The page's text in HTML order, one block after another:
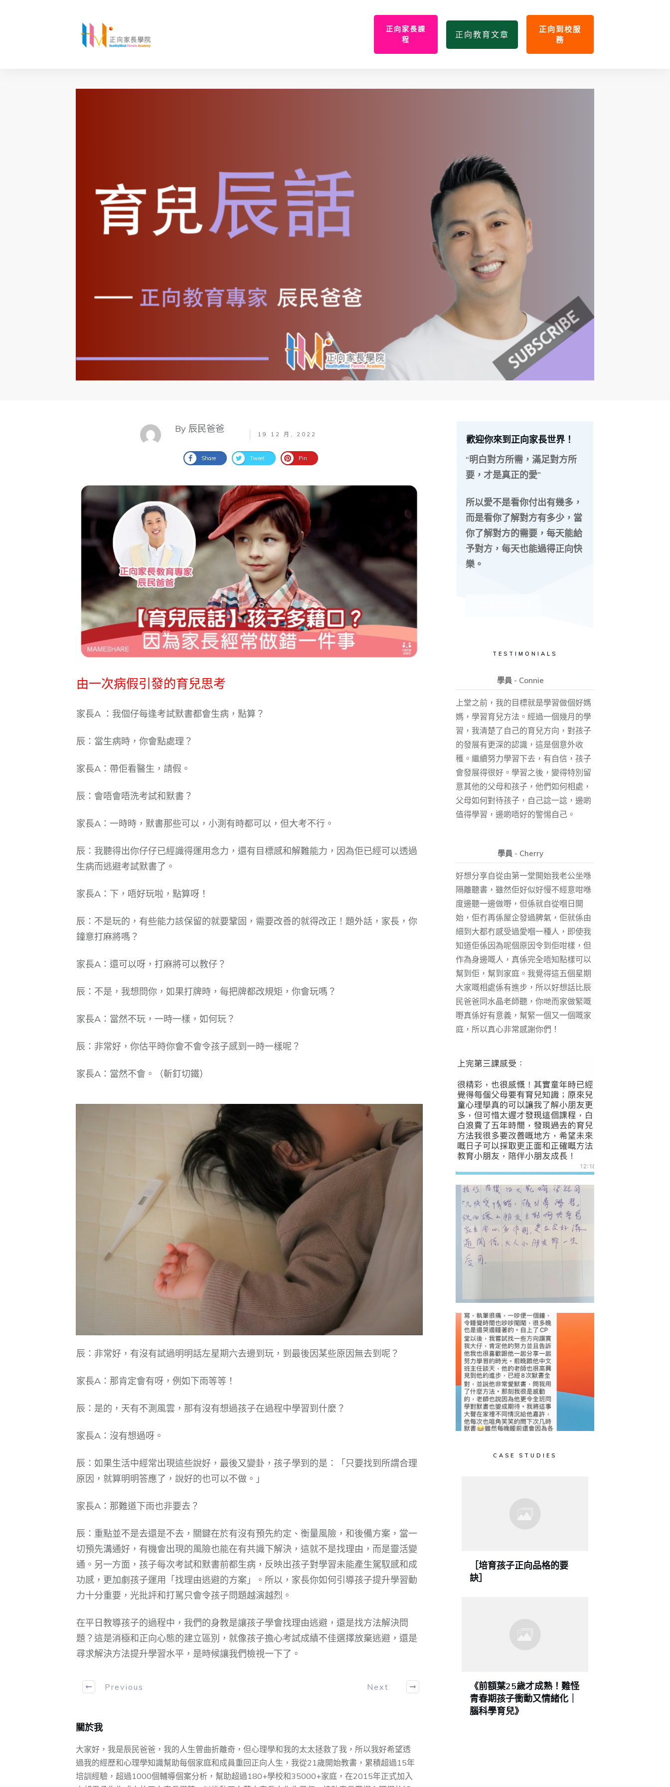
正向家長課
程
正向教育文章
正向到校服
務
By 辰民爸爸 19 12 月, 2022
Share Tweet Pin
由一次病假引發的育兒思考
家長A ：我個仔每逢考試默書都會生病，點算？
辰：當生病時，你會點處理？
家長A：帶佢看醫生，請假。
辰：會唔會唔洗考試和默書？
家長A：一時時，默書那些可以，小測有時都可以，但大考不行。
辰：我聽得出你仔仔已經識得運用念力，還有目標感和解難能力，因為佢已經可以透過
生病而逃避考試默書了。
家長A：下，唔好玩啦，點算呀！
辰：不是玩的，有些能力該保留的就要鞏固，需要改善的就得改正！題外話，家長，你
鐘意打麻將嗎？
家長A：還可以呀，打麻將可以教仔？
辰：不是，我想問你，如果打牌時，每把牌都改規矩，你會玩嗎？
家長A：當然不玩，一時一樣，如何玩？
辰：非常好，你估平時你會不會令孩子感到一時一樣呢？
家長A：當然不會。（斬釘切鐵）
辰：非常好，有沒有試過明明話左星期六去邊到玩，到最後因某些原因無去到呢？
家長A：那肯定會有呀，例如下雨等等！
辰：是的，天有不測風雲，那有沒有想過孩子在過程中學習到什麼？
家長A：沒有想過呀。
辰：如果生活中經常出現這些說好，最後又變卦，孩子學到的是：「只要找到所謂合理
原因，就算明明答應了，說好的也可以不做。」
家長A：那難道下雨也非要去？
辰：重點並不是去還是不去，關鍵在於有沒有預先約定、衡量風險，和後備方案，當一
切預先溝通好，有機會出現的風險也能在有共識下解決，這就不是找理由，而是靈活變
通。另一方面，孩子每次考試和默書前都生病，反映出孩子對學習未能產生駕馭感和成
功感，更加劇孩子運用「找理由逃避的方案」。所以，家長你如何引導孩子提升學習動
力十分重要，光批評和打駡只會令孩子問題越演越烈。
在平日教導孩子的過程中，我們的身教是讓孩子學會找理由逃避，還是找方法解決問
題？這是消極和正向心態的建立區別，就像孩子擔心考試成績不佳選擇放棄逃避，還是
尋求解決方法提升學習水平，是時候讓我們檢視一下了。
Previous Next
關於我
大家好，我是辰民爸爸，我的人生曾曲折離奇，但心理學和我的太太拯救了我，所以我好希望透
過我的經歷和心理學知識幫助每個家庭和成員重回正向人生，我從21歲開始教書，累積超過15年
培訓經驗，超過1000個輔導個案分析，幫助超過180+學校和35000+家庭，在2015年正式加入
歡迎你來到正向家長世界！
“明白對方所需，滿足對方所
要，才是真正的愛”
所以愛不是看你付出有幾多，
而是看你了解對方有多少，當
你了解對方的需要，每天能給
予對方，每天也能過得正向快
樂。
TESTIMONIALS
學員 - Connie
上堂之前，我的目標就是學習做個好媽
媽，學習育兒方法。經過一個幾月的學
習，我清楚了自己的育兒方向，對孩子
的發展有更深的認識，這是個意外收
穫。繼續努力學習下去，有自信，孩子
會發展得很好。學習之後，變得特別留
意其他的父母和孩子，他們如何相處，
父母如何對待孩子，自己諗一諗，邊啲
值得學習，邊啲唔好的警惕自己。
學員 - Cherry
好想分享自從由第一堂開始我老公坐喺
隔離聽書，雖然佢好似好慢不經意咁喺
度邊聽一邊做嘢，但係就自從嗰日開
始，佢冇再係屋企發過脾氣，佢就係由
細到大都冇感受過愛嗰一種人，即使我
知道佢係因為呢個原因令到佢咁樣，但
作為身邊嘅人，真係完全唔知點樣可以
幫到佢，幫到家庭。我覺得這五個星期
大家嘅相處係有進步，所以好想話比辰
民爸爸同水晶老師聽，你哋而家做緊嘅
嘢真係好有意義，幫緊一個又一個嘅家
庭，所以真心非常感謝你們！
CASE STUDIES
［培育孩子正向品格的要
訣］
《前額葉25歲才成熟！難怪
青春期孩子衝動又情緒化｜
腦科學育兒》